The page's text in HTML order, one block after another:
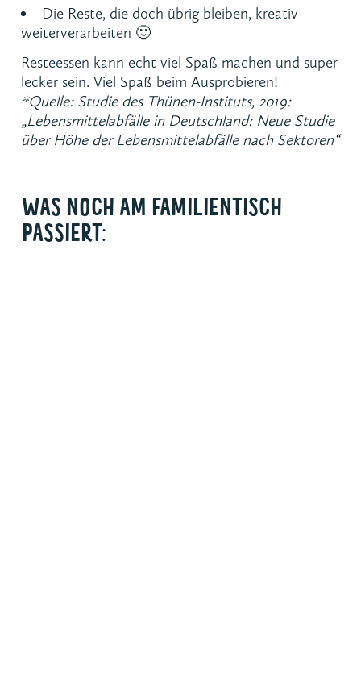
Die Reste, die doch übrig bleiben, kreativ
weiterverarbeiten 🙂
Resteessen kann echt viel Spaß machen und super
lecker sein. Viel Spaß beim Ausprobieren!
*Quelle: Studie des Thünen-Instituts, 2019:
„Lebensmittelabfälle in Deutschland: Neue Studie
über Höhe der Lebensmittelabfälle nach Sektoren“
WAS NOCH AM FAMILIENTISCH
PASSIERT: